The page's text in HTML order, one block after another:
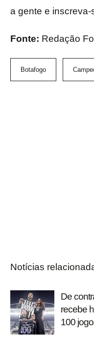
a gente e inscreva-
Fonte: Redação
Botafogo
Notícias
De
recebe
100